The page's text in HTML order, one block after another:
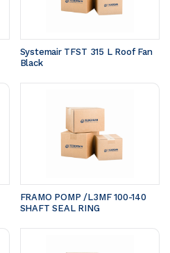
Systemair TFST 315 L Roof Fan
Black
FRAMO POMP /L3MF 100-140
SHAFT SEAL RING